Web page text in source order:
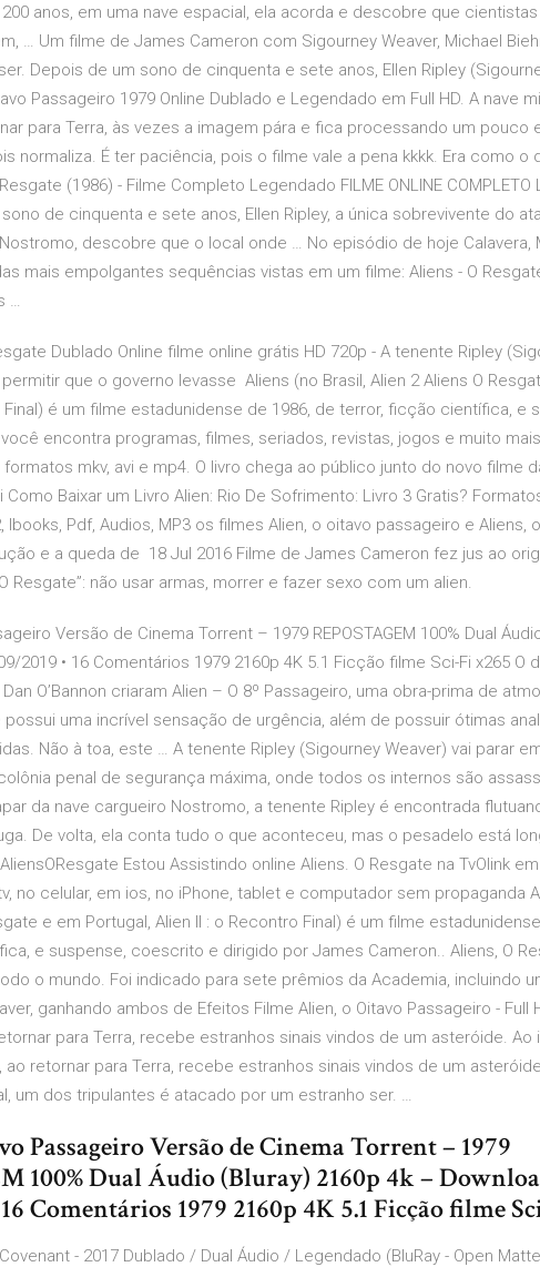
anos, em uma nave espacial, ela acorda e descobre que
… Um filme de James Cameron com Sigourney Weaver, Michael
Depois de um sono de cinquenta e sete anos, Ellen Ripley
Passageiro 1979 Online Dublado e Legendado em Full HD. A nave
para Terra, às vezes a imagem pára e fica processando um pouco
normaliza. É ter paciência, pois o filme vale a pena kkkk. Era como o
(1986) - Filme Completo Legendado FILME ONLINE COMPLETO
sono de cinquenta e sete anos, Ellen Ripley, a única sobrevivente do
descobre que o local onde … No episódio de hoje Calavera,
mais empolgantes sequências vistas em um filme: Aliens - O
…
Dublado Online filme online grátis HD 720p - A tenente Ripley
que o governo levasse Aliens (no Brasil, Alien 2 Aliens O
Final) é um filme estadunidense de 1986, de terror, ficção científica, e
encontra programas, filmes, seriados, revistas, jogos e muito
formatos mkv, avi e mp4. O livro chega ao público junto do novo filme
Como Baixar um Livro Alien: Rio De Sofrimento: Livro 3 Gratis?
Ibooks, Pdf, Audios, MP3 os filmes Alien, o oitavo passageiro e Aliens,
e a queda de 18 Jul 2016 Filme de James Cameron fez jus ao
Resgate”: não usar armas, morrer e fazer sexo com um alien.
Versão de Cinema Torrent – 1979 REPOSTAGEM 100% Dual
2019 • 16 Comentários 1979 2160p 4K 5.1 Ficção filme Sci-Fi x265 O
O’Bannon criaram Alien – O 8º Passageiro, uma obra-prima de
uma incrível sensação de urgência, além de possuir ótimas
Não à toa, este … A tenente Ripley (Sigourney Weaver) vai parar
penal de segurança máxima, onde todos os internos são
da nave cargueiro Nostromo, a tenente Ripley é encontrada
De volta, ela conta tudo o que aconteceu, mas o pesadelo está
Estou Assistindo online Aliens. O Resgate na TvOlink
no celular, em ios, no iPhone, tablet e computador sem propaganda
e em Portugal, Alien II : o Recontro Final) é um filme
e suspense, coescrito e dirigido por James Cameron.. Aliens, O
o mundo. Foi indicado para sete prêmios da Academia, incluindo
ganhando ambos de Efeitos Filme Alien, o Oitavo Passageiro - Full
para Terra, recebe estranhos sinais vindos de um asteróide. Ao
ao retornar para Terra, recebe estranhos sinais vindos de um
um dos tripulantes é atacado por um estranho ser. …
Passageiro Versão de Cinema Torrent – 1979
100% Dual Áudio (Bluray) 2160p 4k –
Comentários 1979 2160p 4K 5.1 Ficção filme
- 2017 Dublado / Dual Áudio / Legendado (BluRay - Open